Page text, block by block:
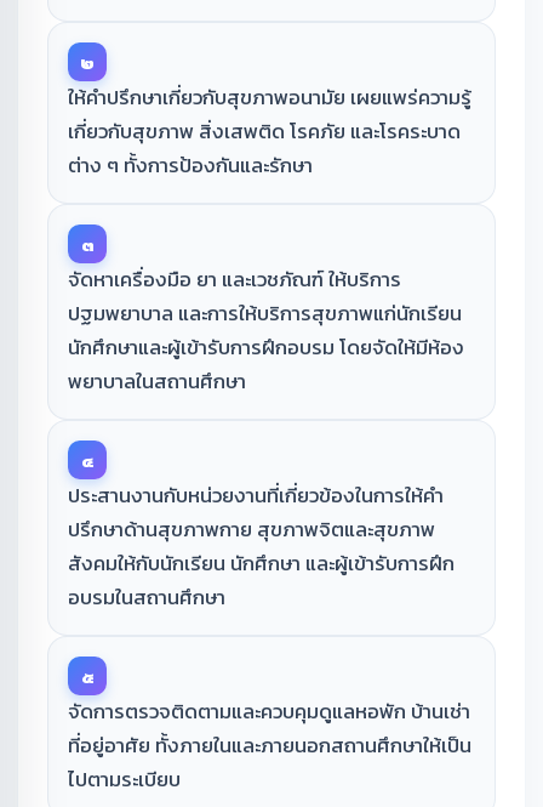
๒
ให้คำปรึกษาเกี่ยวกับสุขภาพอนามัย เผยแพร่ความรู้
เกี่ยวกับสุขภาพ สิ่งเสพติด โรคภัย และโรคระบาด
ต่าง ๆ ทั้งการป้องกันและรักษา
๓
จัดหาเครื่องมือ ยา และเวชภัณฑ์ ให้บริการ
ปฐมพยาบาล และการให้บริการสุขภาพแก่นักเรียน
นักศึกษาและผู้เข้ารับการฝึกอบรม โดยจัดให้มีห้อง
พยาบาลในสถานศึกษา
๔
ประสานงานกับหน่วยงานที่เกี่ยวข้องในการให้คำ
ปรึกษาด้านสุขภาพกาย สุขภาพจิตและสุขภาพ
สังคมให้กับนักเรียน นักศึกษา และผู้เข้ารับการฝึก
อบรมในสถานศึกษา
๕
จัดการตรวจติดตามและควบคุมดูแลหอพัก บ้านเช่า
ที่อยู่อาศัย ทั้งภายในและภายนอกสถานศึกษาให้เป็น
ไปตามระเบียบ